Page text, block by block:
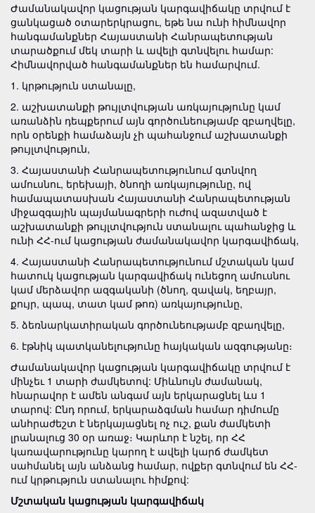
Ժամանակավոր կացության կարգավիճակը տրվում է
ցանկացած օտարերկրացու, եթե նա ունի հիմնավոր
հանգամանքներ Հայաստանի Հանրապետության
տարածքում մեկ տարի և ավելի գտնվելու համար:
Հիմնավորված հանգամանքներ են համարվում.
1. կրթություն ստանալը,
2. աշխատանքի թույլտվության առկայությունը կամ
առանձին դեպքերում այն գործունեությամբ զբաղվելը,
որն օրենքի համաձայն չի պահանջում աշխատանքի
թույլտվություն,
3. Հայաստանի Հանրապետությունում գտնվող
ամուսնու, երեխայի, ծնողի առկայությունը, ով
համապատասխան Հայաստանի Հանրապետության
միջազգային պայմանագրերի ուժով ազատված է
աշխատանքի թույլտվություն ստանալու պահանջից և
ունի ՀՀ-ում կացության ժամանակավոր կարգավիճակ,
4. Հայաստանի Հանրապետությունում մշտական կամ
հատուկ կացության կարգավիճակ ունեցող ամուսնու
կամ մերձավոր ազգականի (ծնող, զավակ, եղբայր,
քույր, պապ, տատ կամ թոռ) առկայությունը,
5. ձեռնարկատիրական գործունեությամբ զբաղվելը,
6. էթնիկ պատկանելությունը հայկական ազգությանը։
Ժամանակավոր կացության կարգավիճակը տրվում է
մինչեւ 1 տարի ժամկետով: Միևնույն ժամանակ,
հնարավոր է ամեն անգամ այն երկարացնել ևս 1
տարով: Ընդ որում, երկարաձգման համար դիմումը
անհրաժեշտ է ներկայացնել ոչ ուշ, քան ժամկետի
լրանալուց 30 օր առաջ։ Կարևոր է նշել, որ ՀՀ
կառավարությունը կարող է ավելի կարճ ժամկետ
սահմանել այն անձանց համար, ովքեր գտնվում են ՀՀ-
ում կրթություն ստանալու հիմքով:
Մշտական կացության կարգավիճակ